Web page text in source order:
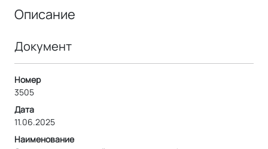
Описание
Документ
Номер
3505
Дата
11.06.2025
Наименование